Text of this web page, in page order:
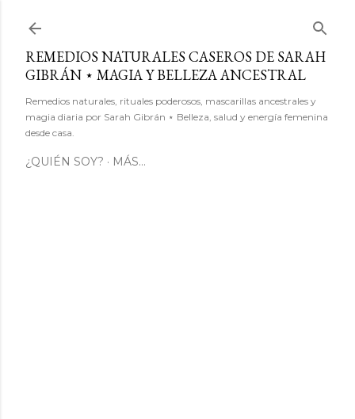
REMEDIOS NATURALES CASEROS DE SARAH
GIBRÁN ⋆ MAGIA Y BELLEZA ANCESTRAL
Remedios naturales, rituales poderosos, mascarillas ancestrales y
magia diaria por Sarah Gibrán ⋆ Belleza, salud y energía femenina
desde casa.
¿QUIÉN SOY? MÁS…